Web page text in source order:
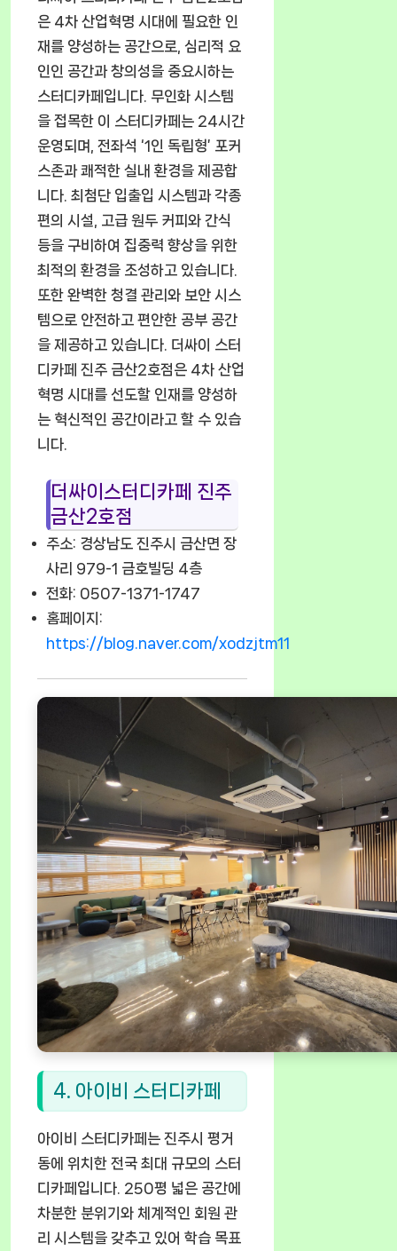
은 4차 산업혁명 시대에 필요한 인
재를 양성하는 공간으로, 심리적 요
인인 공간과 창의성을 중요시하는
스터디카페입니다. 무인화 시스템
을 접목한 이 스터디카페는 24시간
운영되며, 전좌석 ‘1인 독립형’ 포커
스존과 쾌적한 실내 환경을 제공합
니다. 최첨단 입출입 시스템과 각종
편의 시설, 고급 원두 커피와 간식
등을 구비하여 집중력 향상을 위한
최적의 환경을 조성하고 있습니다.
또한 완벽한 청결 관리와 보안 시스
템으로 안전하고 편안한 공부 공간
을 제공하고 있습니다. 더싸이 스터
디카페 진주 금산2호점은 4차 산업
혁명 시대를 선도할 인재를 양성하
는 혁신적인 공간이라고 할 수 있습
니다.
더싸이스터디카페 진주
금산2호점
주소: 경상남도 진주시 금산면 장
사리 979-1 금호빌딩 4층
전화: 0507-1371-1747
홈페이지:
https://blog.naver.com/xodzjtm11
4. 아이비 스터디카페
아이비 스터디카페는 진주시 평거
동에 위치한 전국 최대 규모의 스터
디카페입니다. 250평 넓은 공간에
차분한 분위기와 체계적인 회원 관
리 시스템을 갖추고 있어 학습 목표